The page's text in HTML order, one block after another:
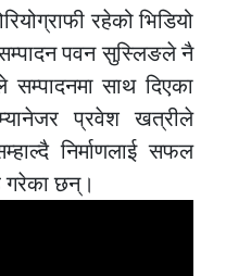
रहेको भिडियो
पवन सुस्लिङले नै
साथ दिएका
प्रवेश खत्रीले
निर्माणलाई सफल
गरेका छन्।